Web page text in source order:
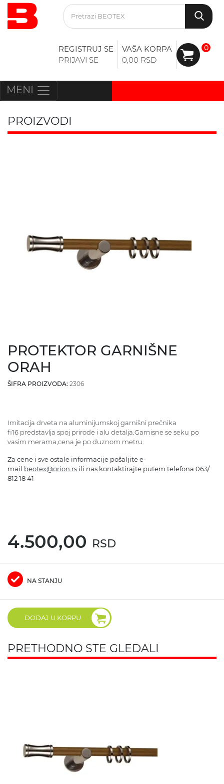
REGISTRUJ SE
PRIJAVI SE
VAŠA KORPA
0,00 RSD
0
MENI
PROIZVODI
PROTEKTOR GARNIŠNE
ORAH
ŠIFRA PROIZVODA: 2306
Imitacija drveta na aluminijumskoj garnišni prečnika
fi16 predstavlja spoj prirode i alu detalja.Garnisne se seku po
vasim merama,cena je po duznom metru.
Za cene i sve ostale informacije pošaljite e-
mail beotex@orion.rs ili nas kontaktirajte putem telefona 063/
812 18 41
4.500,00 RSD
NA STANJU
DODAJ U KORPU
PRETHODNO STE GLEDALI